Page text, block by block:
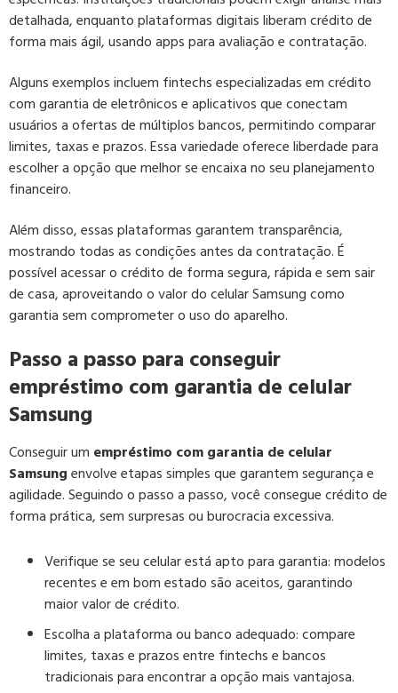
detalhada, enquanto plataformas digitais liberam crédito de
forma mais ágil, usando apps para avaliação e contratação.
Alguns exemplos incluem fintechs especializadas em crédito
com garantia de eletrônicos e aplicativos que conectam
usuários a ofertas de múltiplos bancos, permitindo comparar
limites, taxas e prazos. Essa variedade oferece liberdade para
escolher a opção que melhor se encaixa no seu planejamento
financeiro.
Além disso, essas plataformas garantem transparência,
mostrando todas as condições antes da contratação. É
possível acessar o crédito de forma segura, rápida e sem sair
de casa, aproveitando o valor do celular Samsung como
garantia sem comprometer o uso do aparelho.
Passo a passo para conseguir
empréstimo com garantia de celular
Samsung
Conseguir um empréstimo com garantia de celular
Samsungenvolve etapas simples que garantem segurança e
agilidade. Seguindo o passo a passo, você consegue crédito de
forma prática, sem surpresas ou burocracia excessiva.
Verifique se seu celular está apto para garantia:modelos
recentes e em bom estado são aceitos, garantindo
maior valor de crédito.
Escolha a plataforma ou banco adequado:compare
limites, taxas e prazos entre fintechs e bancos
tradicionais para encontrar a opção mais vantajosa.